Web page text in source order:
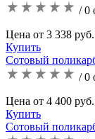
/ 0
Цена от 3 338
Купить
Сотовый
/ 0
Цена от 4 400
Купить
Сотовый